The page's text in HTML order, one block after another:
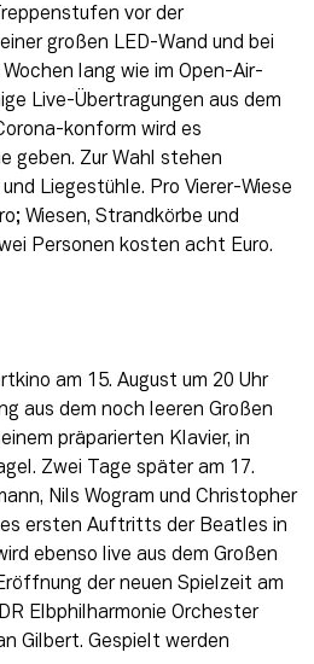
vor der
großen LED-Wand und bei
lang wie im Open-Air-
Live-Übertragungen aus dem
konform wird es
geben. Zur Wahl stehen
Liegestühle. Pro Vierer-Wiese
Wiesen, Strandkörbe und
Personen kosten acht Euro.
am 15. August um 20 Uhr
aus dem noch leeren Großen
präparierten Klavier, in
Zwei Tage später am 17.
Nils Wogram und Christopher
ersten Auftritts der Beatles in
ebenso live aus dem Großen
der neuen Spielzeit am
Elbphilharmonie Orchester
Gilbert. Gespielt werden